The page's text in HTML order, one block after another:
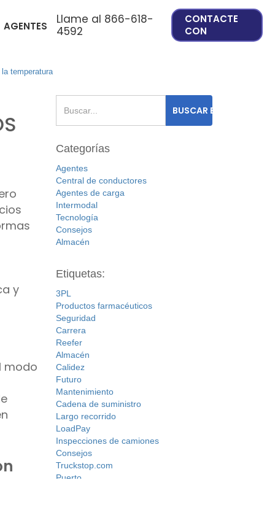
AGENTES
Llame al 866-618-
4592
CONTACTE
CON
temperatura
y
modo
Categorías
Agentes
Central de conductores
Agentes de carga
Intermodal
Tecnología
Consejos
Almacén
Etiquetas:
3PL
Productos farmacéuticos
Seguridad
Carrera
Reefer
Almacén
Calidez
Futuro
Mantenimiento
Cadena de suministro
Largo recorrido
LoadPay
Inspecciones de camiones
Consejos
Truckstop.com
Puerto